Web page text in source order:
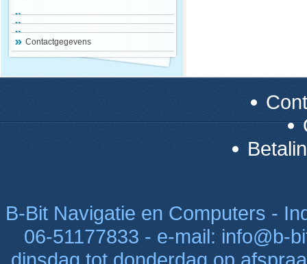
Contactgegevens
B-Bit Navigatie en Computers -
06-51177833 - e-mail: info@b-